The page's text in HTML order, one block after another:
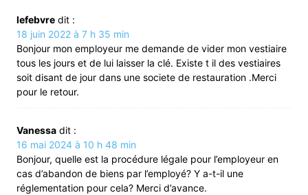
lefebvre dit :
18 juin 2022 à 7 h 35 min
Bonjour mon employeur me demande de vider mon vestiaire
tous les jours et de lui laisser la clé. Existe t il des vestiaires
soit disant de jour dans une societe de restauration .Merci
pour le retour.
Vanessa dit :
16 mai 2024 à 10 h 48 min
Bonjour, quelle est la procédure légale pour l’employeur en
cas d’abandon de biens par l’employé? Y a-t-il une
réglementation pour cela? Merci d’avance.